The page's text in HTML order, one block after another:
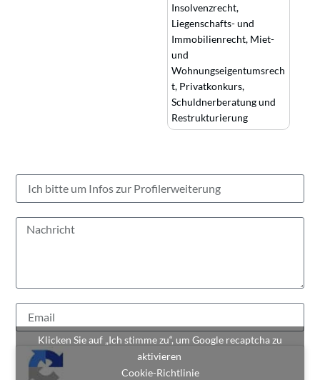
Insolvenzrecht,
Liegenschafts- und
Immobilienrecht, Miet-
und
Wohnungseigentumsrech
t, Privatkonkurs,
Schuldnerberatung und
Restrukturierung
Klicken Sie auf „Ich stimme zu“, um Google recaptcha zu
aktivieren
Cookie-Richtlinie